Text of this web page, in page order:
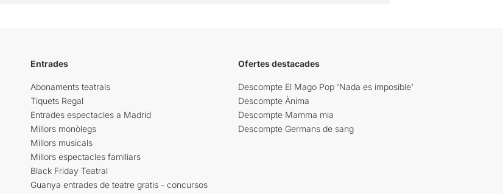
Entrades
Abonaments teatrals
Tiquets Regal
Entrades espectacles a Madrid
Millors monòlegs
Millors musicals
Millors espectacles familiars
Black Friday Teatral
Guanya entrades de teatre gratis - concursos
Ofertes destacades
Descompte El Mago Pop 'Nada es imposible'
Descompte Ànima
Descompte Mamma mia
Descompte Germans de sang